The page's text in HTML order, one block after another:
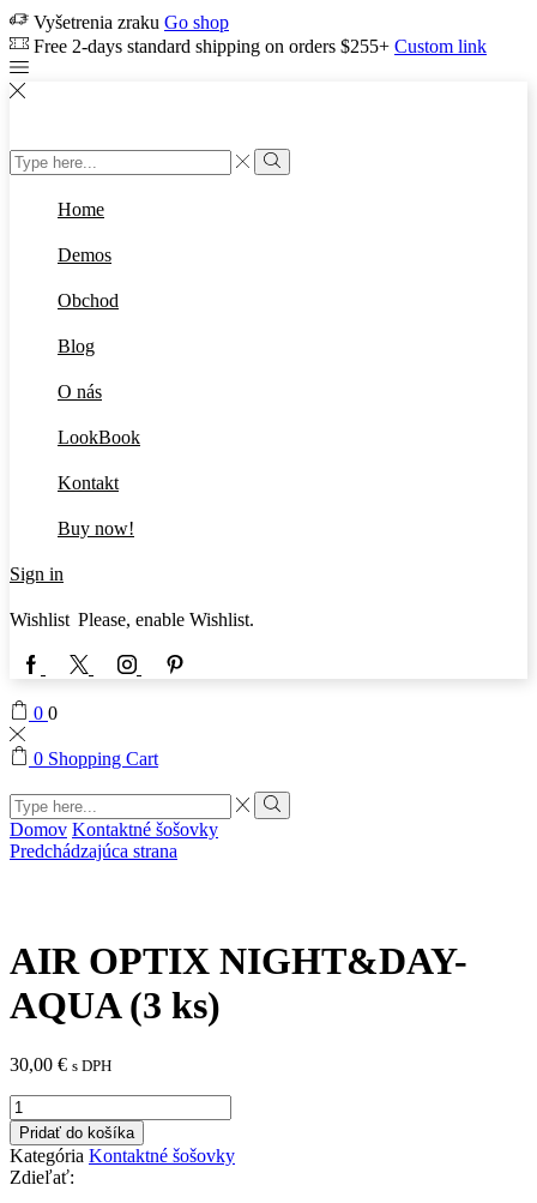
Vyšetrenia zraku Go shop
Free 2-days standard shipping on orders $255+ Custom link
Search
input
Search
Home
Demos
Obchod
Blog
O nás
LookBook
Kontakt
Buy now!
Sign in
Wishlist Please, enable Wishlist.
FacebookTwitterInstagramPinterest
0 0
0 Shopping Cart
Search
input
Search
Domov Kontaktné šošovky
Predchádzajúca strana
AIR OPTIX NIGHT&DAY-
AQUA (3 ks)
30,00 € s DPH
množstvo
AIR
OPTIX
NIGHT&DAY-
AQUA
Pridať do košíka
Kategória Kontaktné šošovky
Zdieľať: